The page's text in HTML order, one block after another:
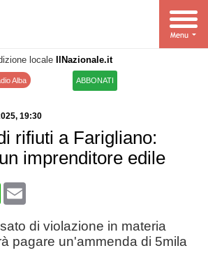
locale IlNazionale.it
Alba ABBONATI
, 19:30
rifiuti a Farigliano:
imprenditore edile
WhatsApp
Email
di violazione in materia
pagare un'ammenda di 5mila